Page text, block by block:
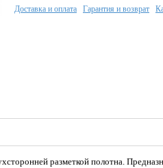
разметкой полотна.
Доставка и оплата Гарантия и возврат